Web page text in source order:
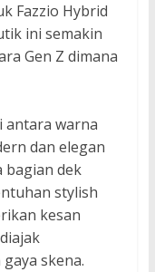
Fazzio Hybrid
ini semakin
Gen Z dimana
antara warna
dan elegan
bagian dek
stylish
kesan
skena.